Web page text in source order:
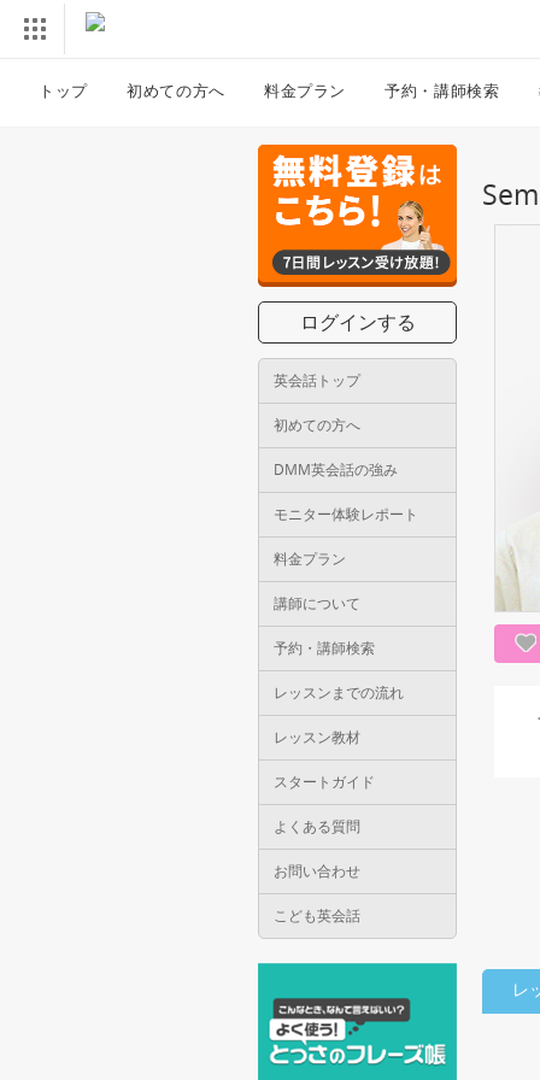
トップ 初めての方へ 料金プラン 予約・講師検索
ログインする
英会話トップ
初めての方へ
DMM英会話の強み
モニター体験レポート
料金プラン
講師について
予約・講師検索
レッスンまでの流れ
レッスン教材
スタートガイド
よくある質問
お問い合わせ
こども英会話
レ